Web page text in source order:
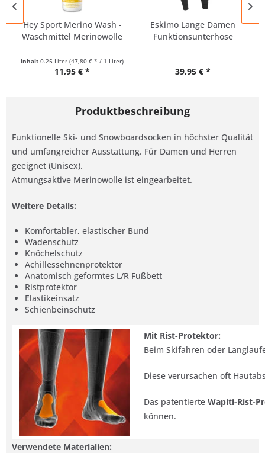
Hey Sport Merino Wash -
Waschmittel Merinowolle
Inhalt 0.25 Liter (47,80 € * / 1 Liter)
11,95 € *
Eskimo Lange Damen
Funktionsunterhose
39,95 € *
Produktbeschreibung
Funktionelle Ski- und Snowboardsocken in höchster Qualität
und umfangreicher Ausstattung. Für Damen und Herren
geeignet (Unisex).
Atmungsaktive Merinowolle ist eingearbeitet.
Weitere Details:
Komfortabler, elastischer Bund
Wadenschutz
Knöchelschutz
Achillessehnenprotektor
Anatomisch geformtes L/R Fußbett
Ristprotektor
Elastikeinsatz
Schienbeinschutz
Mit Rist-Protektor:
Beim Skifahren oder
Diese verursachen oft
Das patentierte Wapiti-Rist-
können.
Verwendete Materialien: